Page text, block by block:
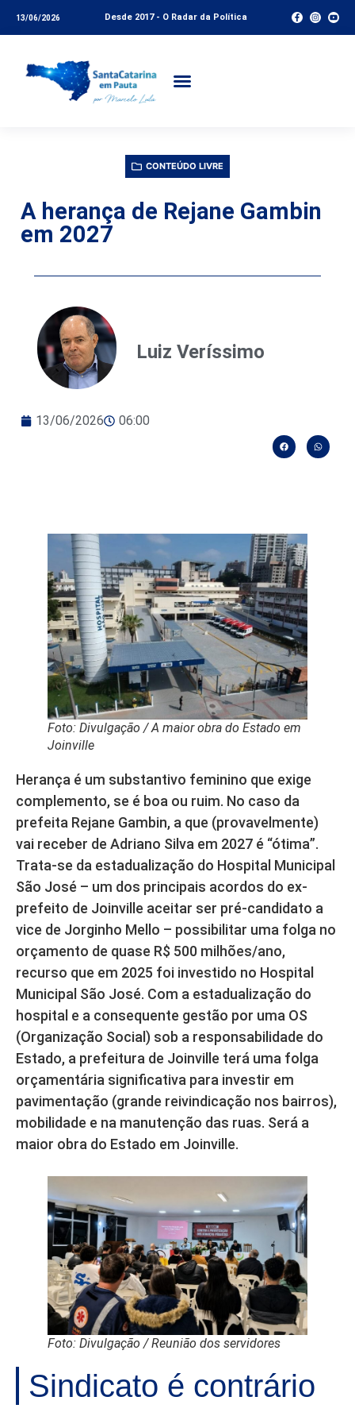
13/06/2026 Desde 2017 - O Radar da Política
CONTEÚDO LIVRE
A herança de Rejane Gambin
em 2027
Luiz Veríssimo
13/06/2026 06:00
Foto: Divulgação / A maior obra do Estado em
Joinville
Herança é um substantivo feminino que exige
complemento, se é boa ou ruim. No caso da
prefeita Rejane Gambin, a que (provavelmente)
vai receber de Adriano Silva em 2027 é “ótima”.
Trata-se da estadualização do Hospital Municipal
São José – um dos principais acordos do ex-
prefeito de Joinville aceitar ser pré-candidato a
vice de Jorginho Mello – possibilitar uma folga no
orçamento de quase R$ 500 milhões/ano,
recurso que em 2025 foi investido no Hospital
Municipal São José. Com a estadualização do
hospital e a consequente gestão por uma OS
(Organização Social) sob a responsabilidade do
Estado, a prefeitura de Joinville terá uma folga
orçamentária significativa para investir em
pavimentação (grande reivindicação nos bairros),
mobilidade e na manutenção das ruas. Será a
maior obra do Estado em Joinville.
Foto: Divulgação / Reunião dos servidores
Sindicato é contrário